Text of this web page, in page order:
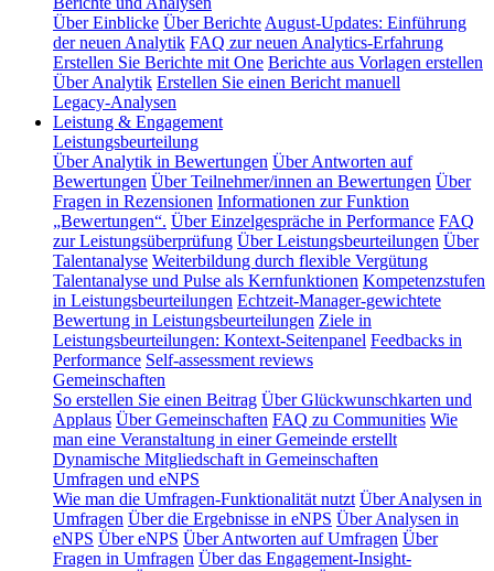
Über Einblicke Über Berichte August-Updates: Einführung
der neuen Analytik FAQ zur neuen Analytics-Erfahrung
Erstellen Sie Berichte mit One Berichte aus Vorlagen erstellen
Über Analytik Erstellen Sie einen Bericht manuell
Legacy-Analysen
Leistung & Engagement
Leistungsbeurteilung
Über Analytik in Bewertungen Über Antworten auf
Bewertungen Über Teilnehmer/innen an Bewertungen Über
Fragen in Rezensionen Informationen zur Funktion
„Bewertungen“. Über Einzelgespräche in Performance FAQ
zur Leistungsüberprüfung Über Leistungsbeurteilungen Über
Talentanalyse Weiterbildung durch flexible Vergütung
Talentanalyse und Pulse als Kernfunktionen Kompetenzstufen
in Leistungsbeurteilungen Echtzeit-Manager-gewichtete
Bewertung in Leistungsbeurteilungen Ziele in
Leistungsbeurteilungen: Kontext-Seitenpanel Feedbacks in
Performance Self-assessment reviews
Gemeinschaften
So erstellen Sie einen Beitrag Über Glückwunschkarten und
Applaus Über Gemeinschaften FAQ zu Communities Wie
man eine Veranstaltung in einer Gemeinde erstellt
Dynamische Mitgliedschaft in Gemeinschaften
Umfragen und eNPS
Wie man die Umfragen-Funktionalität nutzt Über Analysen in
Umfragen Über die Ergebnisse in eNPS Über Analysen in
eNPS Über eNPS Über Antworten auf Umfragen Über
Fragen in Umfragen Über das Engagement-Insight-